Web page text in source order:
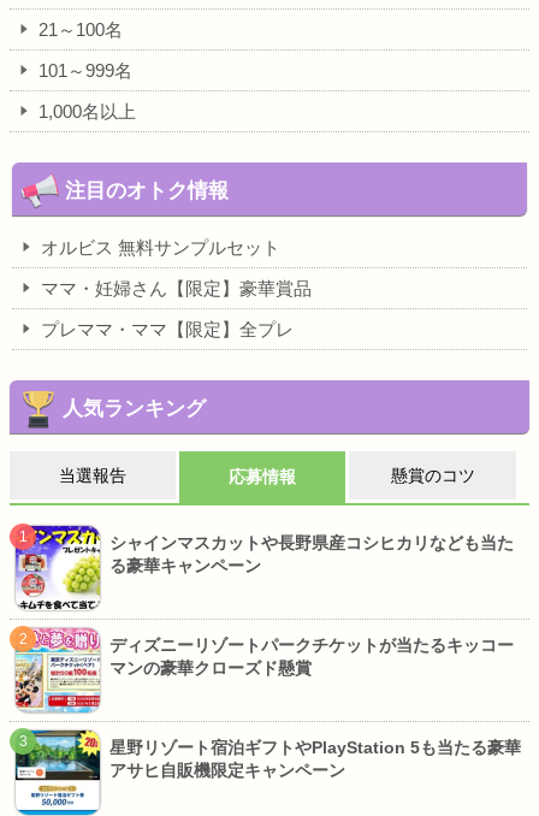
21～100名
101～999名
1,000名以上
注目のオトク情報
オルビス 無料サンプルセット
ママ・妊婦さん【限定】豪華賞品
プレママ・ママ【限定】全プレ
人気ランキング
当選報告 応募情報 懸賞のコツ
シャインマスカットや長野県産コシヒカリなども当た
る豪華キャンペーン
ディズニーリゾートパークチケットが当たるキッコー
マンの豪華クローズド懸賞
星野リゾート宿泊ギフトやPlayStation 5も当たる豪華
アサヒ自販機限定キャンペーン